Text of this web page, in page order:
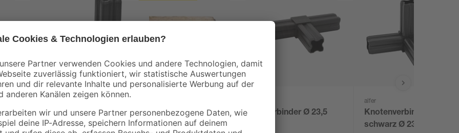
Winkelverbinder 90°
2,35 cm
OSB3-Verlegeplatte
'Cityboard'
T-Verbinder Ø 23,5
alfer
Knotenverbinder
schwarz Ø 23,5 mm